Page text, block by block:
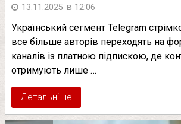
13.11.2025 в 12:06
Український сегмент Telegram
все більше авторів переходять на
каналів із платною підпискою, де
отримують лише …
Детальніше